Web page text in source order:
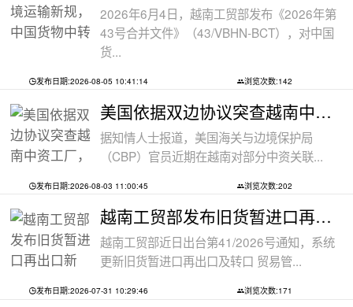
2026年6月4日，越南工贸部发布《2026年第
43号合并文件》（43/VBHN-BCT），对中国
货...
发布日期:2026-08-05 10:41:14 浏览次数:142
美国依据双边协议突查越南中资工厂，三
据知情人士报道，美国海关与边境保护局
（CBP）官员近期在越南对部分中资关联...
发布日期:2026-08-03 11:00:45 浏览次数:202
越南工贸部发布旧货暂进口再出口新规：
越南工贸部近日出台第41/2026号通知，系统
更新旧货暂进口再出口及转口 贸易管...
发布日期:2026-07-31 10:29:46 浏览次数:171